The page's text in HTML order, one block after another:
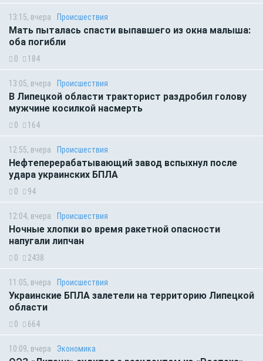
13:15, вчера Происшествия
Мать пыталась спасти выпавшего из окна малыша:
оба погибли
0 184
13:05, вчера Происшествия
В Липецкой области тракторист раздробил голову
мужчине косилкой насмерть
0 164
12:55, вчера Происшествия
Нефтеперерабатывающий завод вспыхнул после
удара украинских БПЛА
0 94
12:04, вчера Происшествия
Ночные хлопки во время ракетной опасности
напугали липчан
0 2438
11:05, вчера Происшествия
Украинские БПЛА залетели на территорию Липецкой
области
0 664
10:09, вчера Экономика